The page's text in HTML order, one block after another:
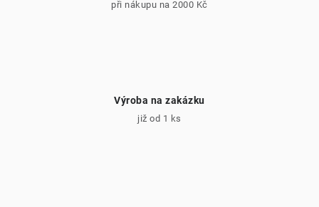
při nákupu na 2000 Kč
Výroba na zakázku
již od 1 ks